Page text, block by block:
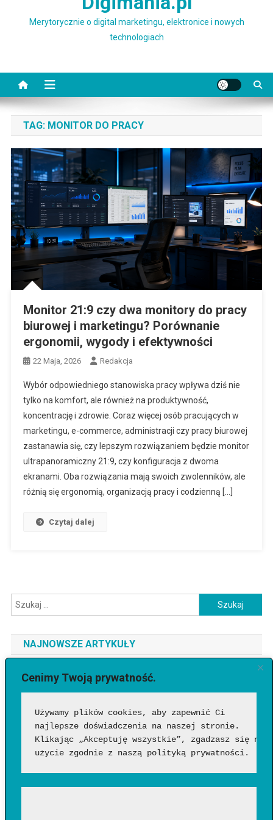
Cenimy Twoją prywatność.
Używamy plików cookies, aby zapewnić Ci
najlepsze doświadczenia na naszej stronie.
Klikając „Akceptuję wszystkie”, zgadzasz się
użycie zgodnie z naszą polityką prywatności.
Merytorycznie o digital marketingu, elektronice i nowych
technologiach
TAG: MONITOR DO PRACY
Monitor 21:9 czy dwa monitory do pracy
biurowej i marketingu? Porównanie
ergonomii, wygody i efektywności
22 Maja, 2026 Redakcja
Wybór odpowiedniego stanowiska pracy wpływa dziś nie
tylko na komfort, ale również na produktywność,
koncentrację i zdrowie. Coraz więcej osób pracujących w
marketingu, e-commerce, administracji czy pracy biurowej
zastanawia się, czy lepszym rozwiązaniem będzie monitor
ultrapanoramiczny 21:9, czy konfiguracja z dwoma
ekranami. Oba rozwiązania mają swoich zwolenników, ale
różnią się ergonomią, organizacją pracy i codzienną […]
Czytaj dalej
Szukaj:
NAJNOWSZE ARTYKUŁY
Jaki telefon do 3500 zł wybrać? Ranking najlepszych modeli
[2026]
Jak sprawdzić, czy wideo wygenerowała AI?
Google Flow Music – co to takiego, jak działa i czy warto?
Funkcje, możliwości i pierwsze wrażenia
Jakich zawodów nie zastąpi AI? Profesje, w których człowiek
nadal będzie niezastąpiony?